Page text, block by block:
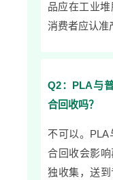
品应在工业堆
消费者应认准
Q2：PLA与
合回收吗？
不可以。
合回收会影
独收集，送